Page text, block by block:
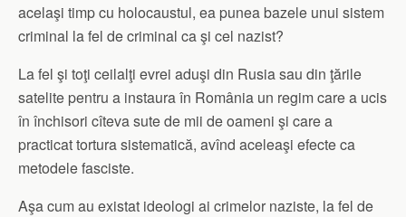
acelaşi timp cu holocaustul, ea punea bazele unui sistem
criminal la fel de criminal ca şi cel nazist?
La fel şi toţi ceilalţi evrei aduşi din Rusia sau din ţările
satelite pentru a instaura în România un regim care a ucis
în închisori cîteva sute de mii de oameni şi care a
practicat tortura sistematică, avînd aceleaşi efecte ca
metodele fasciste.
Aşa cum au existat ideologi ai crimelor naziste, la fel de